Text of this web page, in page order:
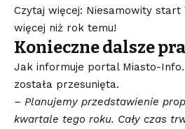
Czytaj więcej: Niesamowity start
więcej niż rok temu!
Konieczne dalsze
Jak informuje portal Miasto-
została przesunięta.
– Planujemy przedstawienie
kwartale tego roku. Cały czas